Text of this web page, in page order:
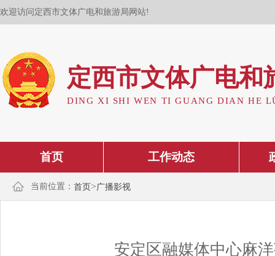
欢迎访问定西市文体广电和旅游局网站!
定西市文体广电和
DING XI SHI WEN TI GUANG DIAN HE
首页 工作动态
当前位置： 首页>广播影视
安定区融媒体中心麻